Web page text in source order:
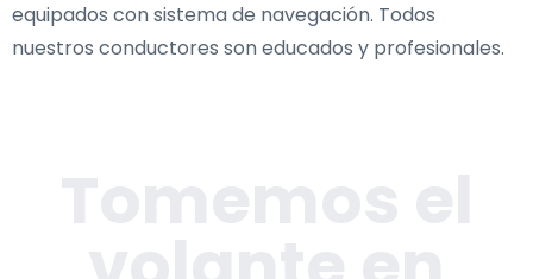
equipados con sistema de navegación. Todos
nuestros conductores son educados y profesionales.